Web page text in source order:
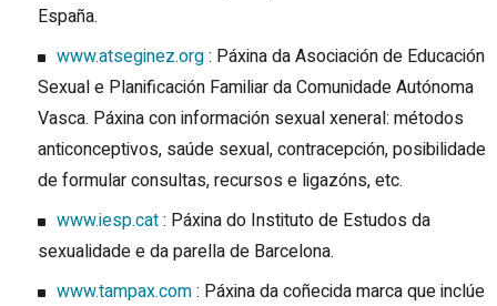
España.
www.atseginez.org: Páxina da Asociación de Educación
Sexual e Planificación Familiar da Comunidade Autónoma
Vasca. Páxina con información sexual xeneral: métodos
anticonceptivos, saúde sexual, contracepción, posibilidade
de formular consultas, recursos e ligazóns, etc.
www.iesp.cat: Páxina do Instituto de Estudos da
sexualidade e da parella de Barcelona.
www.tampax.com: Páxina da coñecida marca que inclúe